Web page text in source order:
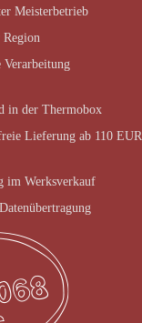
Meisterbetrieb
Region
Verarbeitung
in der Thermobox
Lieferung ab 110 EUR
im Werksverkauf